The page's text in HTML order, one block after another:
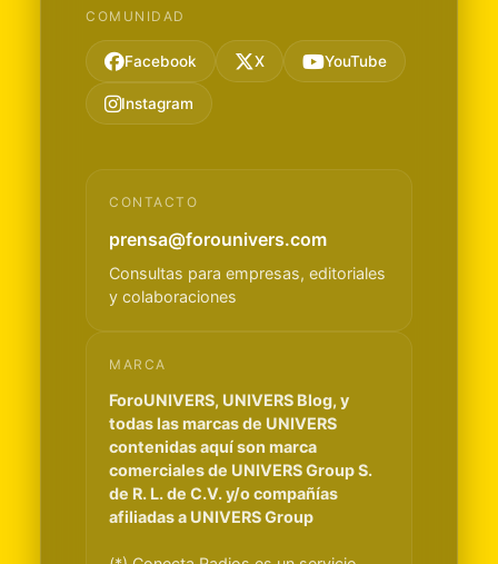
COMUNIDAD
Facebook X YouTube
Instagram
CONTACTO
prensa@forounivers.com
Consultas para empresas, editoriales
y colaboraciones
MARCA
ForoUNIVERS, UNIVERS Blog, y
todas las marcas de UNIVERS
contenidas aquí son marca
comerciales de UNIVERS Group S.
de R. L. de C.V. y/o compañías
afiliadas a UNIVERS Group